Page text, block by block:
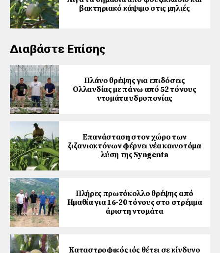
βακτηριακό κάψιμο στις μηλιές
Διαβάστε Επίσης
Πλάνο θρέψης για επιδόσεις
Ολλανδίας με πάνω από 52 τόνους
ντομάτα υδροπονίας
Επανάσταση στον χώρο των
ζιζανιοκτόνων φέρνει νέα καινοτόμα
λύση της Syngenta
Πλήρες πρωτόκολλο θρέψης από
Ημαθία για 16-20 τόνους στο στρέμμα
άριστη ντομάτα
Καταστροφικός ιός θέτει σε κίνδυνο